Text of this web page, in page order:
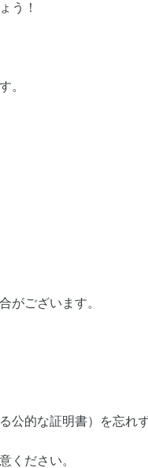
う！
。
がございます。
公的な証明書）を忘れ
ください。